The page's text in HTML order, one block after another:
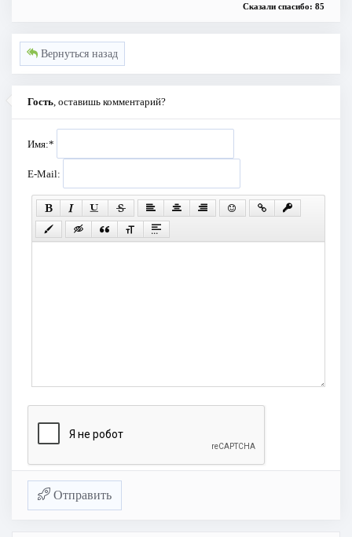
Сказали спасибо: 85
Вернуться назад
Гость , оставишь комментарий?
Имя:*
E-Mail:
Отправить